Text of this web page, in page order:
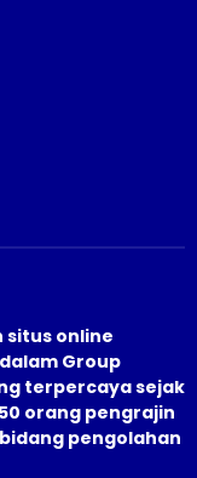
situs online
Group
terpercaya sejak
orang pengrajin
pengolahan